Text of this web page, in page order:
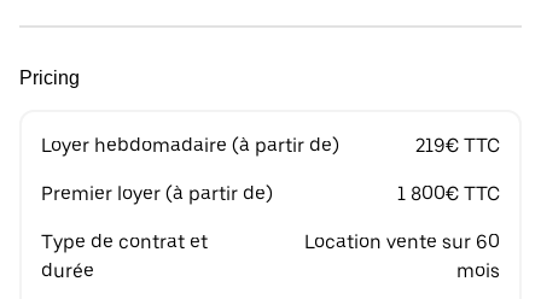
Pricing
Loyer hebdomadaire (à partir de) 219€ TTC
Premier loyer (à partir de) 1 800€ TTC
Type de contrat et
durée
Location vente sur 60
mois